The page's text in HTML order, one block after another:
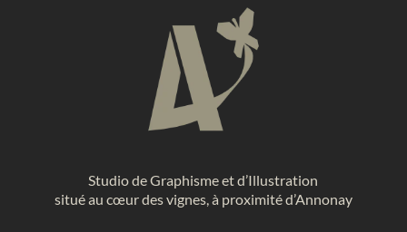
Studio de Graphisme et d’Illustration
situé au cœur des vignes, à proximité d’Annonay